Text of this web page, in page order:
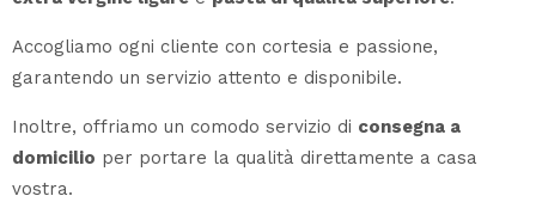
Accogliamo ogni cliente con cortesia e passione,
garantendo un servizio attento e disponibile.
Inoltre, offriamo un comodo servizio di consegna a
domicilio per portare la qualità direttamente a casa
vostra.